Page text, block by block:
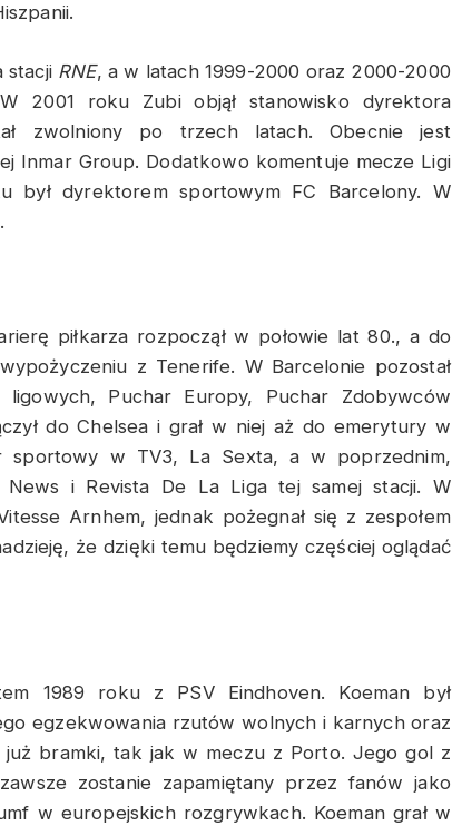
stacji RNE, a w latach 1999-2000 oraz 2000-2000
2001 roku Zubi objął stanowisko dyrektora
zwolniony po trzech latach. Obecnie jest
Inmar Group. Dodatkowo komentuje mecze Ligi
był dyrektorem sportowym FC Barcelony. W
piłkarza rozpoczął w połowie lat 80., a do
z Tenerife. W Barcelonie pozostał
Puchar Europy, Puchar Zdobywców
do Chelsea i grał w niej aż do emerytury w
sportowy w TV3, La Sexta, a w poprzednim,
i Revista De La Liga tej samej stacji. W
Arnhem, jednak pożegnał się z zespołem
że dzięki temu będziemy częściej oglądać
1989 roku z PSV Eindhoven. Koeman był
egzekwowania rzutów wolnych i karnych oraz
już bramki, tak jak w meczu z Porto. Jego gol z
zostanie zapamiętany przez fanów jako
w europejskich rozgrywkach. Koeman grał w